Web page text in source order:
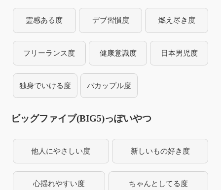
霊感ある度 デブ習慣度 燃え尽き度
フリーランス度 健康意識度 日本男児度
独身でいける度 バカップル度
ビッグファイブ(BIG5)っぽいやつ
他人にやさしい度 新しいもの好き度
心揺れやすい度 ちゃんとしてる度